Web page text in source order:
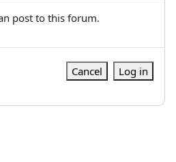
post to this forum.
Cancel Log in